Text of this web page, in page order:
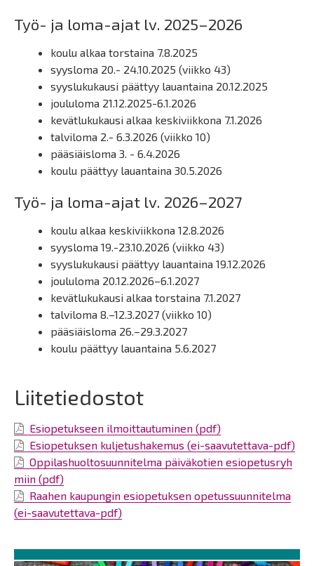
Työ- ja loma-ajat lv. 2025–2026
koulu alkaa torstaina 7.8.2025
syysloma 20.- 24.10.2025 (viikko 43)
syyslukukausi päättyy lauantaina 20.12.2025
joululoma 21.12.2025-6.1.2026
kevätlukukausi alkaa keskiviikkona 7.1.2026
talviloma 2.- 6.3.2026 (viikko 10)
pääsiäisloma 3. - 6.4.2026
koulu päättyy lauantaina 30.5.2026
Työ- ja loma-ajat lv. 2026–2027
koulu alkaa keskiviikkona 12.8.2026
syysloma 19.-23.10.2026 (viikko 43)
syyslukukausi päättyy lauantaina 19.12.2026
joululoma 20.12.2026–6.1.2027
kevätlukukausi alkaa torstaina 7.1.2027
talviloma 8.–12.3.2027 (viikko 10)
pääsiäisloma 26.–29.3.2027
koulu päättyy lauantaina 5.6.2027
Liitetiedostot
Esiopetukseen ilmoittautuminen (pdf)
Esiopetuksen kuljetushakemus (ei-saavutettava-pdf)
Oppilashuoltosuunnitelma päiväkotien esiopetusryh
miin (pdf)
Raahen kaupungin esiopetuksen opetussuunnitelma
(ei-saavutettava-pdf)